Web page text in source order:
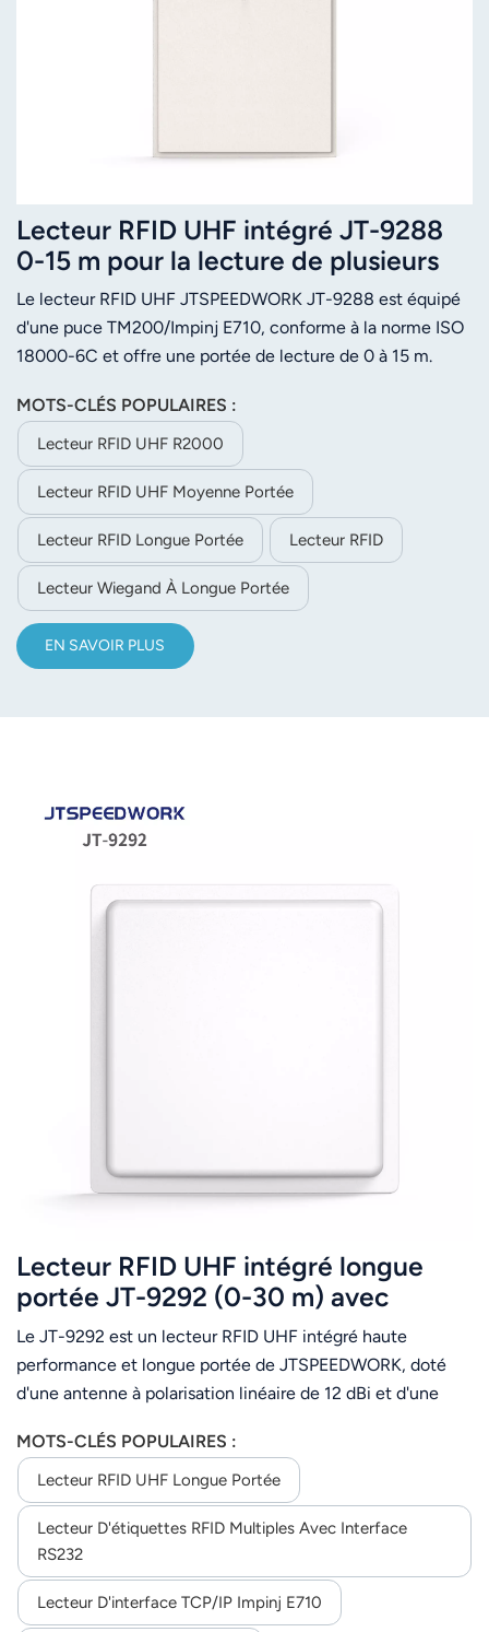
Lecteur RFID UHF intégré JT-9288
0-15 m pour la lecture de plusieurs
étiquettes
Le lecteur RFID UHF JTSPEEDWORK JT-9288 est équipé
d'une puce TM200/Impinj E710, conforme à la norme ISO
18000-6C et offre une portée de lecture de 0 à 15 m.
compatible RS232/TCP/IP/Wi-Fi. Il fonctionne entre -40
°C et 75 °C et convient aux applications logistiques, au
contrôle d'accès, etc.
MOTS-CLÉS POPULAIRES :
Lecteur RFID UHF R2000
Lecteur RFID UHF Moyenne Portée
Lecteur RFID Longue Portée Lecteur RFID
Lecteur Wiegand À Longue Portée
EN SAVOIR PLUS
Lecteur RFID UHF intégré longue
portée JT-9292 (0-30 m) avec
lecture multi-étiquettes (860-960
MHz)
Le JT-9292 est un lecteur RFID UHF intégré haute
performance et longue portée de JTSPEEDWORK, doté
d'une antenne à polarisation linéaire de 12 dBi et d'une
protocole ISO 18000-6C et une fréquence
personnalisable de 860 à 960 MHz, avec une puissance RF
ajustable jusqu'à 33 dBm.Avec une distance de lecture
maximale de 30 m et une lecture multi-étiquettes (jusqu'à
200 étiquettes), il offre une communication flexible
(RS232/TCP/IP/WiFi/4G), une prise en charge SDK pour le
développement secondaire et un fonctionnement stable
MOTS-CLÉS POPULAIRES :
Lecteur RFID UHF Longue Portée
Lecteur D'étiquettes RFID Multiples Avec Interface
RS232
Lecteur D'interface TCP/IP Impinj E710